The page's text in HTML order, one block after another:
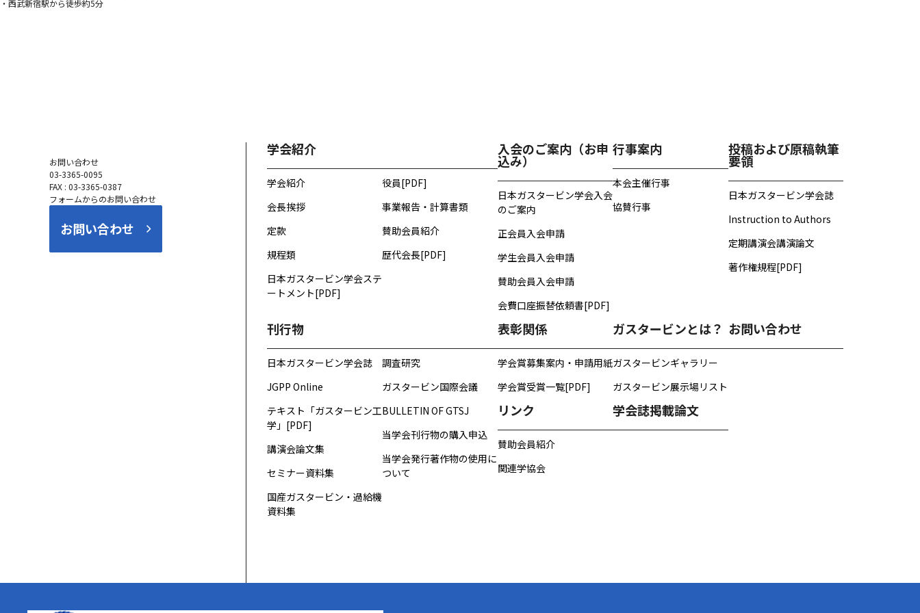
・西武新宿駅から徒歩約5分
お問い合わせ
03-3365-0095
FAX : 03-3365-0387
フォームからのお問い合わせ
お問い合わせ
学会紹介
学会紹介
会長挨拶
定款
規程類
日本ガスタービン学会ステ
ートメント[PDF]
役員[PDF]
事業報告・計算書類
賛助会員紹介
歴代会長[PDF]
入会のご案内（お申
込み）
日本ガスタービン学会入会
のご案内
正会員入会申請
学生会員入会申請
賛助会員入会申請
会費口座振替依頼書[PDF]
行事案内
本会主催行事
協賛行事
投稿および原稿執筆
要領
日本ガスタービン学会誌
Instruction to Authors
定期講演会講演論文
著作権規程[PDF]
刊行物
日本ガスタービン学会誌
JGPP Online
テキスト「ガスタービン工
学」[PDF]
講演会論文集
セミナー資料集
国産ガスタービン・過給機
資料集
調査研究
ガスタービン国際会議
BULLETIN OF GTSJ
当学会刊行物の購入申込
当学会発行著作物の使用に
ついて
表彰関係
学会賞募集案内・申請用紙
学会賞受賞一覧[PDF]
リンク
賛助会員紹介
関連学協会
ガスタービンとは？
ガスタービンギャラリー
ガスタービン展示場リスト
学会誌掲載論文
お問い合わせ